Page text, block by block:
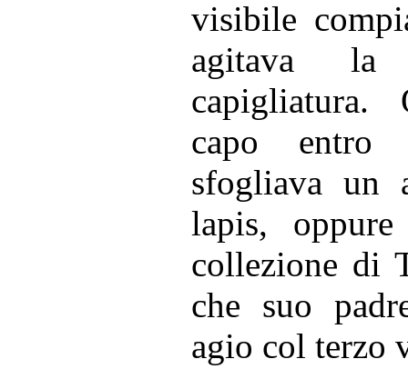
visibile
agitava la
capo entro
sfogliava un
lapis,
collezione di
che suo
agio col terzo